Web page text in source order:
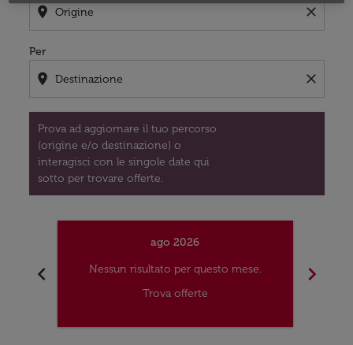
location_on close
Per
location_on close
Prova ad aggiornare il tuo percorso
(origine e/o destinazione) o
interagisci con le singole date qui
sotto per trovare offerte.
chevron_left
ago 2026
Nessun risultato per questo mese.
Trova offerte
chevron_right